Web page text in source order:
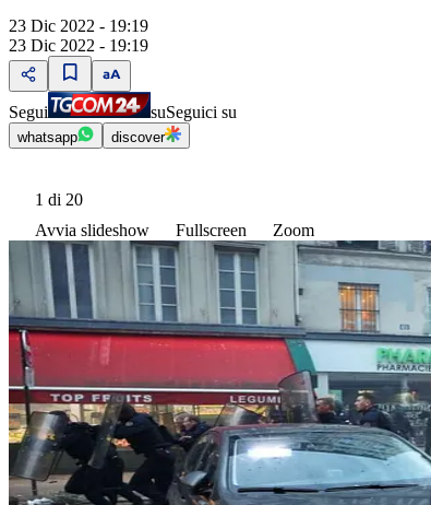
23 Dic 2022 - 19:19
23 Dic 2022 - 19:19
Segui suSeguici su
whatsapp discover
1 di 20
Avvia slideshow
Fullscreen Zoom